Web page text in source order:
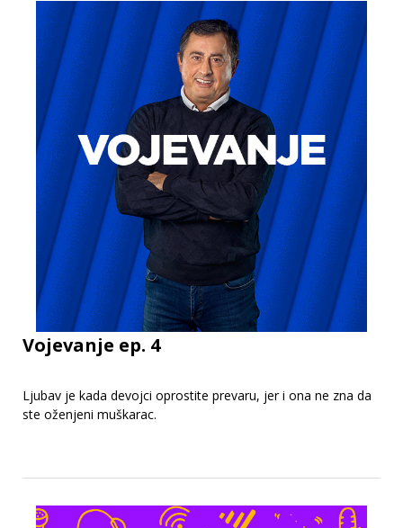
Vojevanje ep. 4
Ljubav je kada devojci oprostite prevaru, jer i ona ne zna da
ste oženjeni muškarac.